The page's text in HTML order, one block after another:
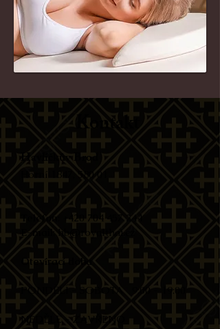
Kontakt
Havlíčkův Brod
Horní 1847, 580 01​
Telefon:
+420 704 457 244
E-mail: hb@royalthai.cz
Otevírací doba
PONDĚLÍ - SOBOTA ​9:00 - 19:00​​
NEDĚLĚ - ZAVŘENO​